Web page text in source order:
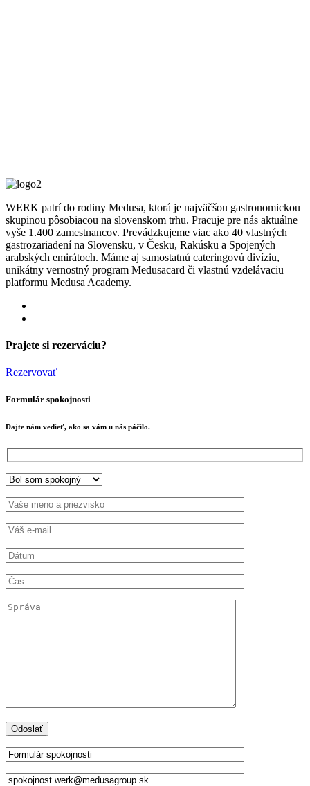
WERK patrí do rodiny Medusa, ktorá je najväčšou gastronomickou
skupinou pôsobiacou na slovenskom trhu. Pracuje pre nás aktuálne
vyše 1.400 zamestnancov. Prevádzkujeme viac ako 40 vlastných
gastrozariadení na Slovensku, v Česku, Rakúsku a Spojených
arabských emirátoch. Máme aj samostatnú cateringovú divíziu,
unikátny vernostný program Medusacard či vlastnú vzdelávaciu
platformu Medusa Academy.
Prajete si rezerváciu?
Rezervovať
Formulár spokojnosti
Dajte nám vedieť, ako sa vám u nás páčilo.